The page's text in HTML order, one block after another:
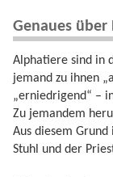
Genaues
Alphatiere sind in
jemand zu ihnen
„erniedrigend“ –
Zu jemandem
Aus diesem
Stuhl und der